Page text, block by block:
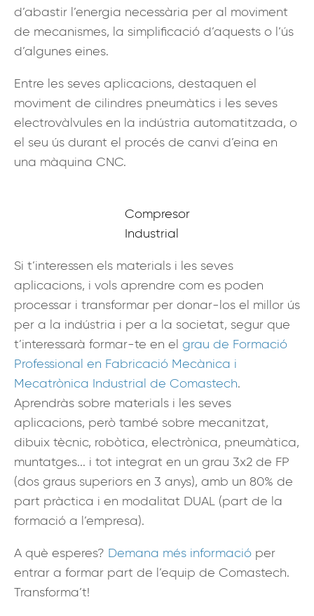
d’abastir l’energia necessària per al moviment
de mecanismes, la simplificació d’aquests o l’ús
d’algunes eines.
Entre les seves aplicacions, destaquen el
moviment de cilindres pneumàtics i les seves
electrovàlvules en la indústria automatitzada, o
el seu ús durant el procés de canvi d’eina en
una màquina CNC.
Compresor
Industrial
Si t’interessen els materials i les seves
aplicacions, i vols aprendre com es poden
processar i transformar per donar-los el millor ús
per a la indústria i per a la societat, segur que
t’interessarà formar-te en el grau de Formació
Professional en Fabricació Mecànica i
Mecatrònica Industrial de Comastech.
Aprendràs sobre materials i les seves
aplicacions, però també sobre mecanitzat,
dibuix tècnic, robòtica, electrònica, pneumàtica,
muntatges... i tot integrat en un grau 3x2 de FP
(dos graus superiors en 3 anys), amb un 80% de
part pràctica i en modalitat DUAL (part de la
formació a l’empresa).
A què esperes? Demana més informació per
entrar a formar part de l’equip de Comastech.
Transforma’t!